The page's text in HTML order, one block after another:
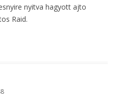
nyitva hagyott ajto
Raid.